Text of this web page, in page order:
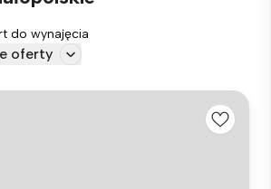
do wynajęcia
oferty